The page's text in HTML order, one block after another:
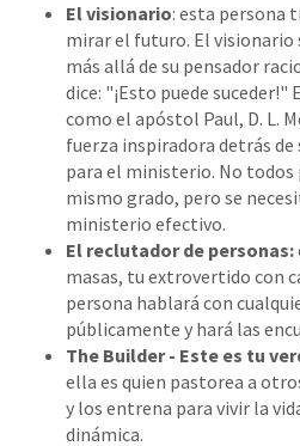
El visionario: esta persona
mirar el futuro. El visionario
más allá de su pensador
dice: "¡Esto puede
como el apóstol Paul, D. L.
fuerza inspiradora detrás de
para el ministerio. No todos
mismo grado, pero se
ministerio efectivo.
El reclutador de personas:
masas, tu extrovertido con
persona hablará con
públicamente y hará las
The Builder - Este es tu
ella es quien pastorea a
y los entrena para vivir la
dinámica.